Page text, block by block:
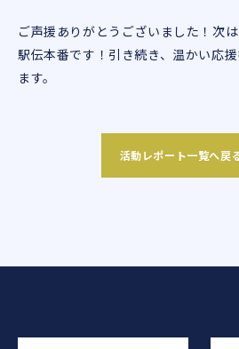
ご声援ありがとうございました！次
駅伝本番です！引き続き、温かい応
ます。
活動レポート一覧へ戻